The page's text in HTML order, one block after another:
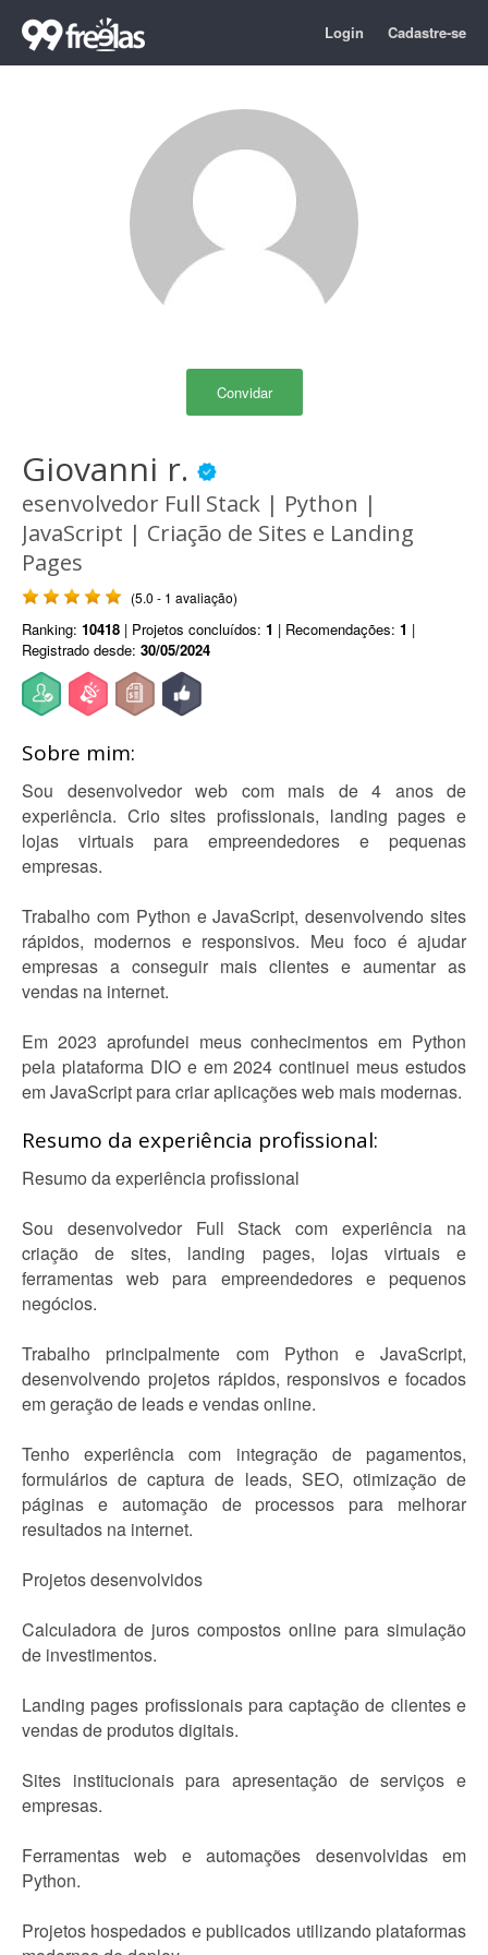
Login Cadastre-se
Convidar
Giovanni r.
esenvolvedor Full Stack | Python |
JavaScript | Criação de Sites e Landing
Pages
(5.0 - 1 avaliação)
Ranking: 10418 | Projetos concluídos: 1 | Recomendações: 1 |
Registrado desde: 30/05/2024
Sobre mim:
Sou desenvolvedor web com mais de 4 anos de
experiência. Crio sites profissionais, landing pages e
lojas virtuais para empreendedores e pequenas
empresas.
Trabalho com Python e JavaScript, desenvolvendo sites
rápidos, modernos e responsivos. Meu foco é ajudar
empresas a conseguir mais clientes e aumentar as
vendas na internet.
Em 2023 aprofundei meus conhecimentos em Python
pela plataforma DIO e em 2024 continuei meus estudos
em JavaScript para criar aplicações web mais modernas.
Resumo da experiência profissional:
Resumo da experiência profissional
Sou desenvolvedor Full Stack com experiência na
criação de sites, landing pages, lojas virtuais e
ferramentas web para empreendedores e pequenos
negócios.
Trabalho principalmente com Python e JavaScript,
desenvolvendo projetos rápidos, responsivos e focados
em geração de leads e vendas online.
Tenho experiência com integração de pagamentos,
formulários de captura de leads, SEO, otimização de
páginas e automação de processos para melhorar
resultados na internet.
Projetos desenvolvidos
Calculadora de juros compostos online para simulação
de investimentos.
Landing pages profissionais para captação de clientes e
vendas de produtos digitais.
Sites institucionais para apresentação de serviços e
empresas.
Ferramentas web e automações desenvolvidas em
Python.
Projetos hospedados e publicados utilizando plataformas